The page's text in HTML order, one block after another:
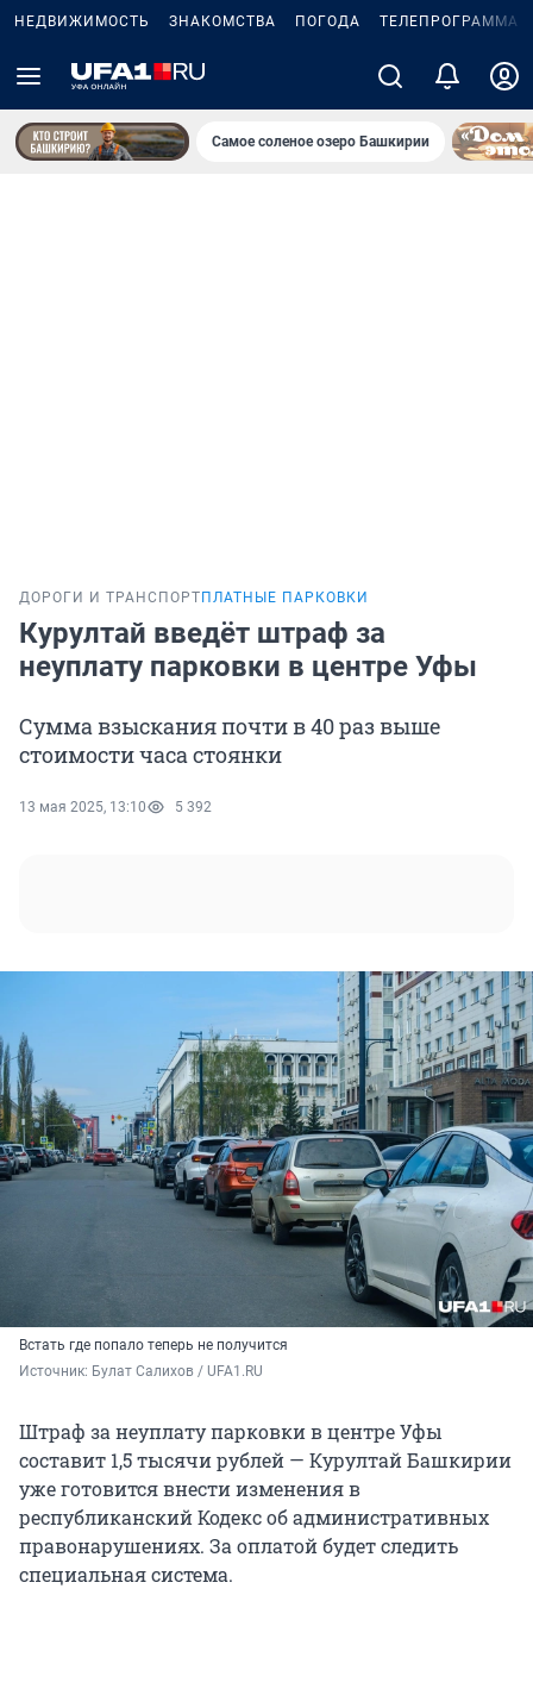
НЕДВИЖИМОСТЬ ЗНАКОМСТВА ПОГОДА ТЕЛЕПРОГРАММА
Самое соленое озеро Башкирии
ДОРОГИ И ТРАНСПОРТ ПЛАТНЫЕ ПАРКОВКИ
Курултай введёт штраф за
неуплату парковки в центре Уфы
Сумма взыскания почти в 40 раз выше
стоимости часа стоянки
13 мая 2025, 13:10 5 392
Встать где попало теперь не получится
Источник: Булат Салихов / UFA1.RU
Штраф за неуплату парковки в центре Уфы
составит 1,5 тысячи рублей — Курултай Башкирии
уже готовится внести изменения в
республиканский Кодекс об административных
правонарушениях. За оплатой будет следить
специальная система.